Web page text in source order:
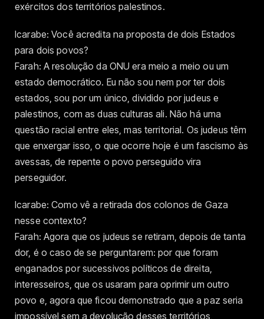
exércitos dos territórios palestinos.
Icarabe: Você acredita na proposta de dois Estados
para dois povos?
Farah: A resolução da ONU era meio a meio ou um
estado democrático. Eu não sou nem por ter dois
estados, sou por um único, dividido por judeus e
palestinos, com as duas culturas ali. Não há uma
questão racial entre eles, mas territorial. Os judeus têm
que enxergar isso, o que ocorre hoje é um fascismo às
avessas, de repente o povo perseguido vira
perseguidor.
Icarabe: Como vê a retirada dos colonos de Gaza
nesse contexto?
Farah: Agora que os judeus se retiram, depois de tanta
dor, é o caso de se perguntarem: por que foram
enganados por sucessivos políticos de direita,
interesseiros, que os usaram para oprimir um outro
povo e, agora que ficou demonstrado que a paz seria
impossível sem a devolução desses territórios,